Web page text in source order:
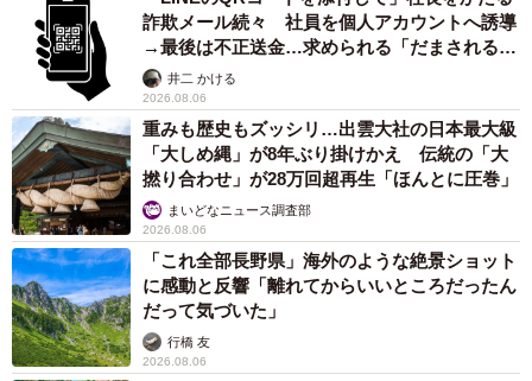
って初対決の機会が広島で訪れました。30歳以下の若手棋
士、90名が予選に参加した「広島アルミ杯・若鯉戦」…勝
ち上がっていった2人は、準決勝でついに対決することに。
前夜は別々の部屋に泊まり、連絡を取ることもないまま迎
えた翌朝の対局。結果は夫の勝利となりました。夫婦対決
の写真を見ると、2人の表情には明らかな差があったといい
ます。
夫はそのまま優勝し、優勝スピーチでは驚きの発表もあり
ました。妻が「20年前とは違って謙虚なスピーチだった」
と語ると、夫は「『準決勝では普通に勝って…』って言え
ば良かった」と冗談を交え、スタジオは大きな笑いに包ま
詐欺メール続々 社員を個人アカウントへ誘導
→最後は不正送金…求められる「だまされる前
提」の対策
井二 かける
2026.08.06
重みも歴史もズッシリ…出雲大社の日本最大級
「大しめ縄」が8年ぶり掛けかえ 伝統の「大
撚り合わせ」が28万回超再生「ほんとに圧巻」
まいどなニュース調査部
2026.08.06
「これ全部長野県」海外のような絶景ショット
に感動と反響「離れてからいいところだったん
だって気づいた」
行橋 友
2026.08.06